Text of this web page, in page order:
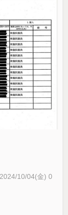
2024/10/04(金) 0